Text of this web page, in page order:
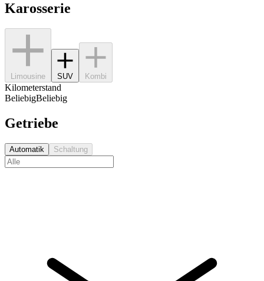
Karosserie
Limousine SUV Kombi
Kilometerstand
BeliebigBeliebig
Getriebe
Automatik Schaltung